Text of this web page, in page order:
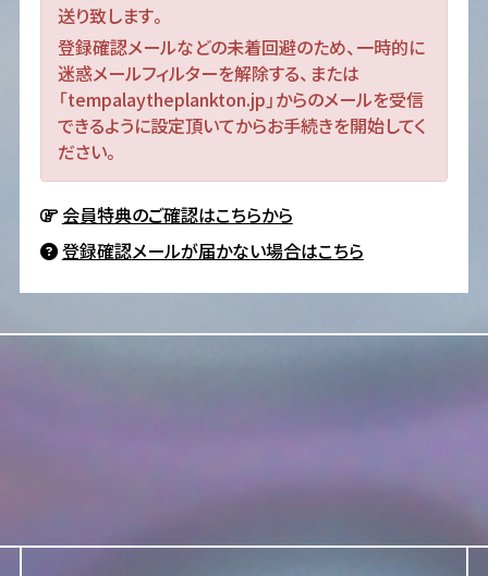
送り致します。
登録確認メールなどの未着回避のため、一時的に
迷惑メールフィルターを解除する、または
「tempalaytheplankton.jp」からのメールを受信
できるように設定頂いてからお手続きを開始してく
ださい。
会員特典のご確認はこちらから
登録確認メールが届かない場合はこちら